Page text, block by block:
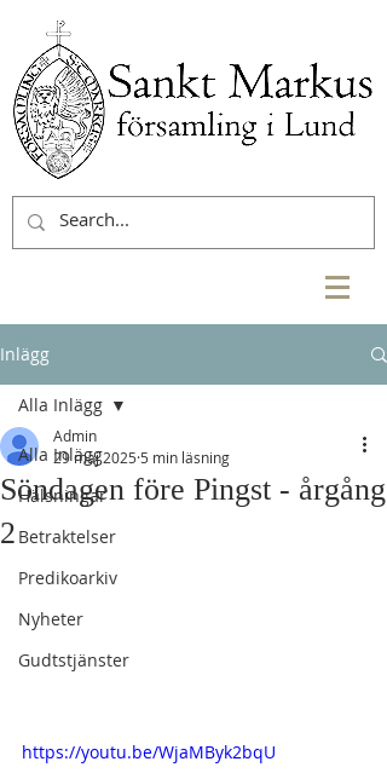
Inlägg
Alla Inlägg
Hälsningar
Betraktelser
Predikoarkiv
Nyheter
Gudtstjänster
Alla Inlägg
Söndagen före Pingst - årgång
2
Admin
29 maj 2025 5 min läsning
https://youtu.be/WjaMByk2bqU